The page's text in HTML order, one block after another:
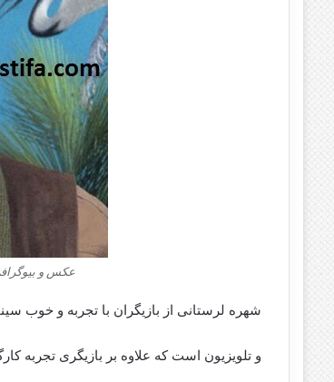
عکس و
شهره لرستانی از بازیگران با تجربه و خوب
و تلویزیون است که علاوه بر بازیگری تجربه